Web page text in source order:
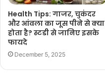
Health Tips: गाजर, चुकंदर
और आंवला का जूस पीने से क्या
होता है? स्टडी से जानिए इसके
फायदे
December 5, 2025